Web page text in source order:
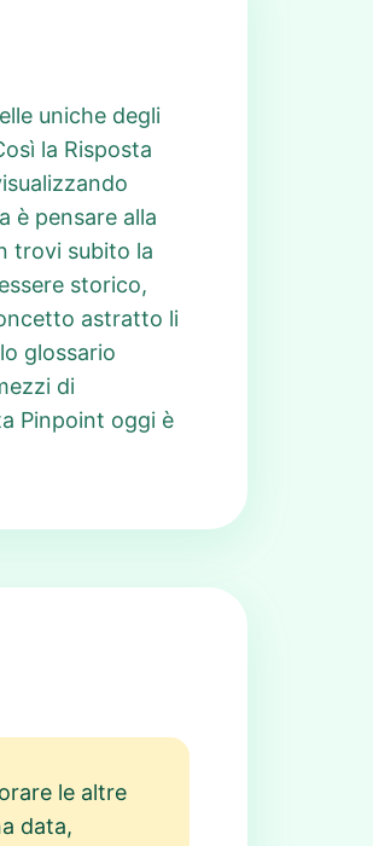
uniche degli
la Risposta
è pensare alla
trovi subito la
storico,
astratto li
glossario
di
Pinpoint oggi è
le altre
data,